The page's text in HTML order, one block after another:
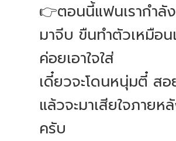
👉ตอนนี้แฟนเรากำลั
มาจีบ ขืนทำตัวเหมือน
ค่อยเอาใจใส่
เดี๋ยวจะโดนหนุ่มตี๋ สอ
แล้วจะมาเสียใจภายห
ครับ